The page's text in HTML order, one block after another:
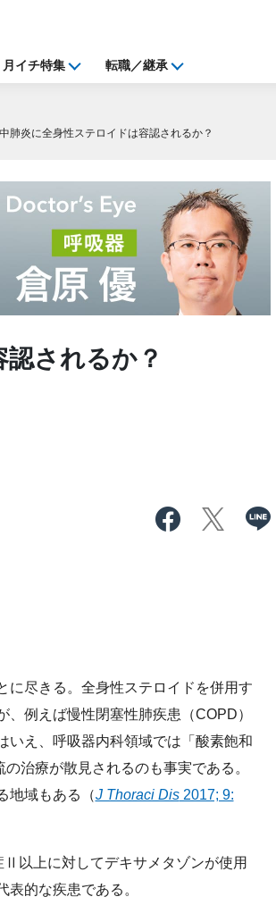
月イチ特集 転職／継承
肺炎に全身性ステロイドは容認されるか？
されるか？
尽きる。全身性ステロイドを併用す
例えば慢性閉塞性肺疾患（COPD）
いえ、呼吸器内科領域では「酸素飽和
治療が散見されるのも事実である。
地域もある（J Thoraci Dis2017; 9:
以上に対してデキサメタゾンが使用
的な疾患である。